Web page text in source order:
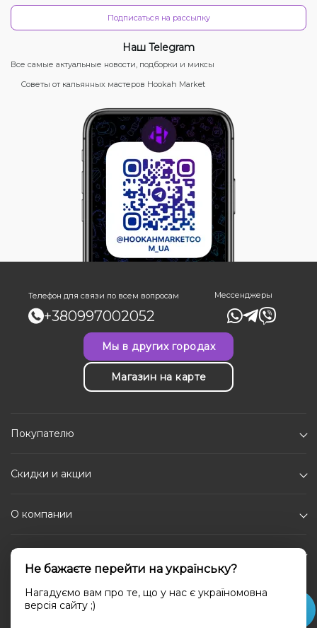
Подписаться на рассылку
Наш Telegram
Все самые актуальные новости, подборки и миксы
Советы от кальянных мастеров Hookah Market
Телефон для связи по всем вопросам
+380997002052
Мессенджеры
Мы в других городах
Магазин на карте
Покупателю
Скидки и акции
О компании
Каталог
Социальные сети
Не бажаєте перейти на українську?
Нагадуємо вам про те, що у нас є україномовна
версія сайту ;)